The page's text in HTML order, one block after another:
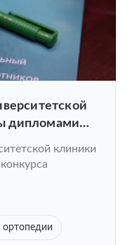
дипломами
клиники
ортопедии